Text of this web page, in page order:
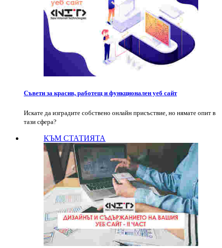
Съвети за красив, работещ и функционален уеб сайт
Искате да изградите собствено онлайн присъствие, но нямате опит в
тази сфера?
КЪМ СТАТИЯТА